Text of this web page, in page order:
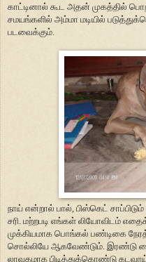
காட்டினால் கூட அதன் முகத்தில்
சமயங்களில் அம்மா மடியில்
படவைக்கும்.
நாய் என்றால் பால், பிஸ்கெட்
சரி. மற்றபடி எங்கள் லியோவிடம் எதைக்
முக்கியமாக பொங்கல் பண்டிகை
சொல்லியே ஆகவேண்டும். இரண்டு
லாவகமாக பிடித்துக்கொண்டு